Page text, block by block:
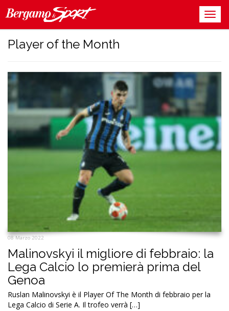
Player of the Month
08 Marzo 2022
Malinovskyi il migliore di febbraio: la
Lega Calcio lo premierà prima del
Genoa
Ruslan Malinovskyi è il Player Of The Month di febbraio per la
Lega Calcio di Serie A. Il trofeo verrà […]